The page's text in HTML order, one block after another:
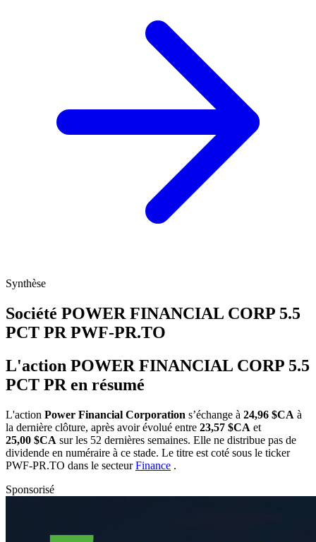
Synthèse
Société POWER FINANCIAL CORP 5.5
PCT PR PWF-PR.TO
L'action POWER FINANCIAL CORP 5.5
PCT PR en résumé
L'action Power Financial Corporation s’échange à 24,96 $CA à
la dernière clôture, après avoir évolué entre 23,57 $CA et
25,00 $CA sur les 52 dernières semaines. Elle ne distribue pas de
dividende en numéraire à ce stade. Le titre est coté sous le ticker
PWF-PR.TO dans le secteurFinance .
Sponsorisé